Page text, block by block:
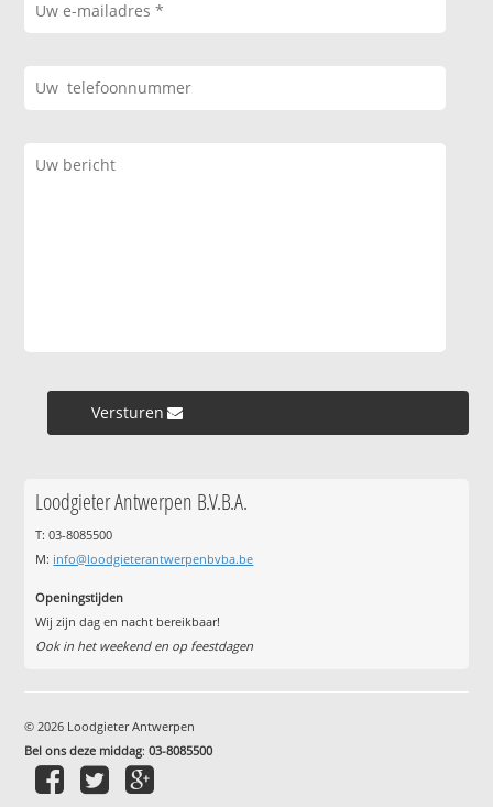
Versturen »
Loodgieter Antwerpen B.V.B.A.
T: 03-8085500
M: info@loodgieterantwerpenbvba.be
Openingstijden
Wij zijn dag en nacht bereikbaar!
Ook in het weekend en op feestdagen
© 2026 Loodgieter Antwerpen
Bel ons deze middag:03-8085500